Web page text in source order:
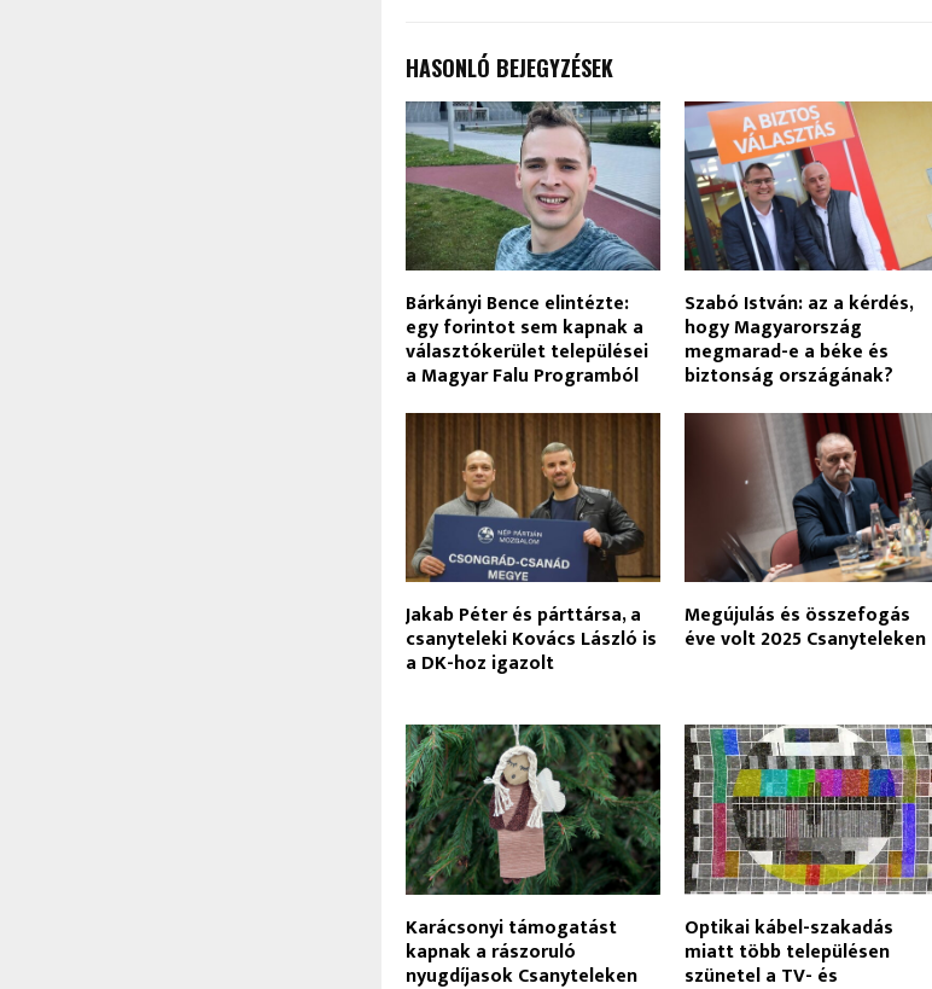
HASONLÓ BEJEGYZÉSEK
Bárkányi Bence elintézte:
egy forintot sem kapnak a
választókerület települései
a Magyar Falu Programból
Szabó István: az a kérdés,
hogy Magyarország
megmarad-e a béke és
biztonság országának?
Jakab Péter és párttársa, a
csanyteleki Kovács László is
a DK-hoz igazolt
Megújulás és összefogás
éve volt 2025 Csanyteleken
Karácsonyi támogatást
kapnak a rászoruló
nyugdíjasok Csanyteleken
Optikai kábel-szakadás
miatt több településen
szünetel a TV- és